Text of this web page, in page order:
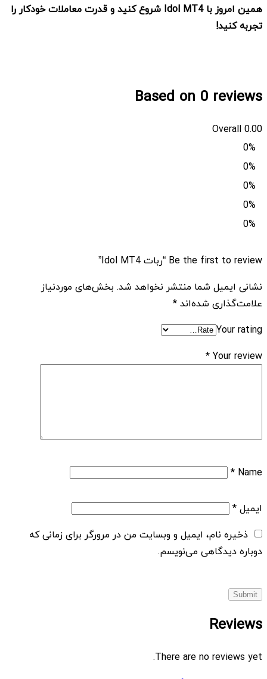
همین امروز با
Idol MT4 شروع کنید و قدرت معاملات خودکار را
تجربه کنید!
Based on 0 reviews
0.00
Overall
0%
0%
0%
0%
0%
Be the first to review “ربات Idol MT4”
نشانی ایمیل شما منتشر نخواهد شد. بخش‌های موردنیاز
علامت‌گذاری شده‌اند*
Your rating
Your review
*
Name
*
ایمیل*
ذخیره نام، ایمیل و وبسایت من در مرورگر برای زمانی که
دوباره دیدگاهی می‌نویسم.
Reviews
There are no reviews yet.